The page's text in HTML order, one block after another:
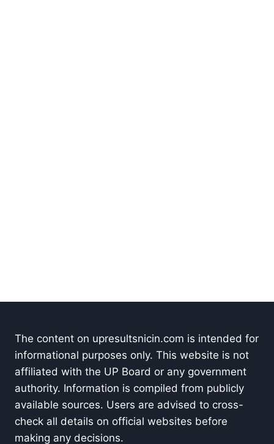
The content on upresultsnicin.com is intended for
informational purposes only. This website is not
affiliated with the UP Board or any government
authority. Information is compiled from publicly
available sources. Users are advised to cross-
check all details on official websites before
making any decisions.